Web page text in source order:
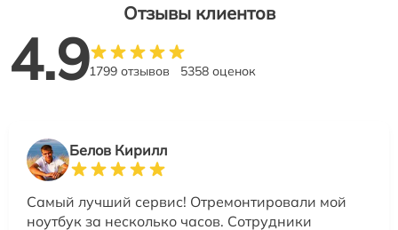
Отзывы клиентов
4.91799 отзывов 5358 оценок
Белов Кирилл
Самый лучший сервис! Отремонтировали мой
ноутбук за несколько часов. Сотрудники